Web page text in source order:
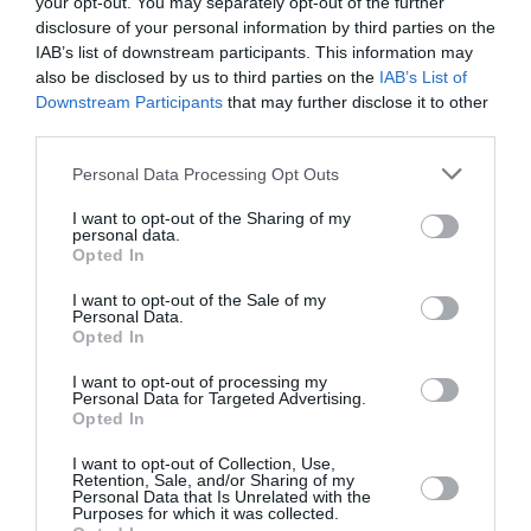
disclosure of your personal information by third parties on the
IAB’s list of downstream participants. This information may
also be disclosed by us to third parties on the IAB’s List of
Downstream Participants that may further disclose it to other
Personal Data Processing Opt Outs
I want to opt-out of the Sharing of my
personal data.
Opted In
I want to opt-out of the Sale of my
Personal Data.
Opted In
I want to opt-out of processing my
Personal Data for Targeted Advertising.
Opted In
I want to opt-out of Collection, Use,
Retention, Sale, and/or Sharing of my
Personal Data that Is Unrelated with the
Purposes for which it was collected.
στο Κατράκειο
Θέατρο Νίκαιας
Κωνσταντίνου
Ρήγου στο
Φεστιβάλ
Αισχύλεια
ΘΕΑΤΡΟ - ΧΟΡΟΣ / ΝΕΑ
Τελευταίες
παραστάσεις
στην Αθήνα για
ΘΕΑΤΡΟ - ΧΟΡΟΣ / ΝΕΑ
Αριστοφάνη
έρχονται στην
Αθήνα από το